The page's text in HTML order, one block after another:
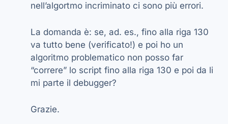
nell’algortmo incriminato ci sono più errori.
La domanda è: se, ad. es., fino alla riga 130
va tutto bene (verificato!) e poi ho un
algoritmo problematico non posso far
“correre” lo script fino alla riga 130 e poi da li
mi parte il debugger?
Grazie.